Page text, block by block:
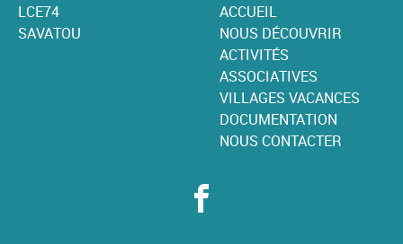
LCE74
SAVATOU
ACCUEIL
NOUS DÉCOUVRIR
ACTIVITÉS
ASSOCIATIVES
VILLAGES VACANCES
DOCUMENTATION
NOUS CONTACTER